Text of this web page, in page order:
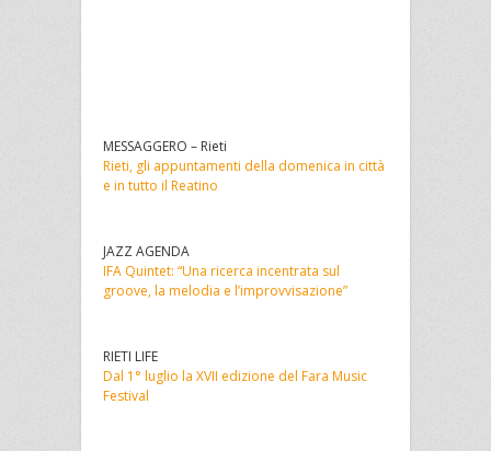
MESSAGGERO – Rieti
Rieti, gli appuntamenti della domenica in città
e in tutto il Reatino
JAZZ AGENDA
IFA Quintet: “Una ricerca incentrata sul
groove, la melodia e l’improvvisazione”
RIETI LIFE
Dal 1° luglio la XVII edizione del Fara Music
Festival